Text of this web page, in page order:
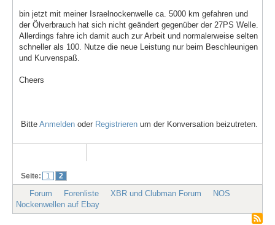
bin jetzt mit meiner Israelnockenwelle ca. 5000 km gefahren und
der Ölverbrauch hat sich nicht geändert gegenüber der 27PS Welle.
Allerdings fahre ich damit auch zur Arbeit und normalerweise selten
schneller als 100. Nutze die neue Leistung nur beim Beschleunigen
und Kurvenspaß.
Cheers
Bitte Anmelden oder Registrieren um der Konversation beizutreten.
Seite: 1 2
Forum Forenliste XBR und Clubman Forum
NOS
Nockenwellen auf Ebay